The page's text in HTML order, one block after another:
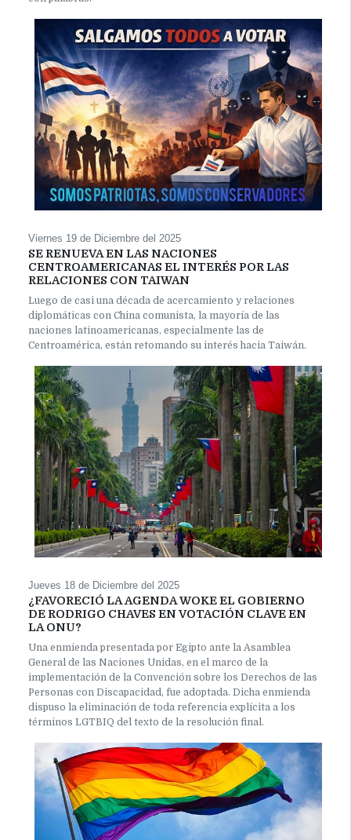
Viernes 19 de Diciembre del 2025
SE RENUEVA EN LAS NACIONES
CENTROAMERICANAS EL INTERÉS POR LAS
RELACIONES CON TAIWAN
Luego de casi una década de acercamiento y relaciones
diplomáticas con China comunista, la mayoría de las
naciones latinoamericanas, especialmente las de
Centroamérica, están retomando su interés hacia Taiwán.
Jueves 18 de Diciembre del 2025
¿FAVORECIÓ LA AGENDA WOKE EL GOBIERNO
DE RODRIGO CHAVES EN VOTACIÓN CLAVE EN
LA ONU?
Una enmienda presentada por Egipto ante la Asamblea
General de las Naciones Unidas, en el marco de la
implementación de la Convención sobre los Derechos de las
Personas con Discapacidad, fue adoptada. Dicha enmienda
dispuso la eliminación de toda referencia explícita a los
términos LGTBIQ del texto de la resolución final.